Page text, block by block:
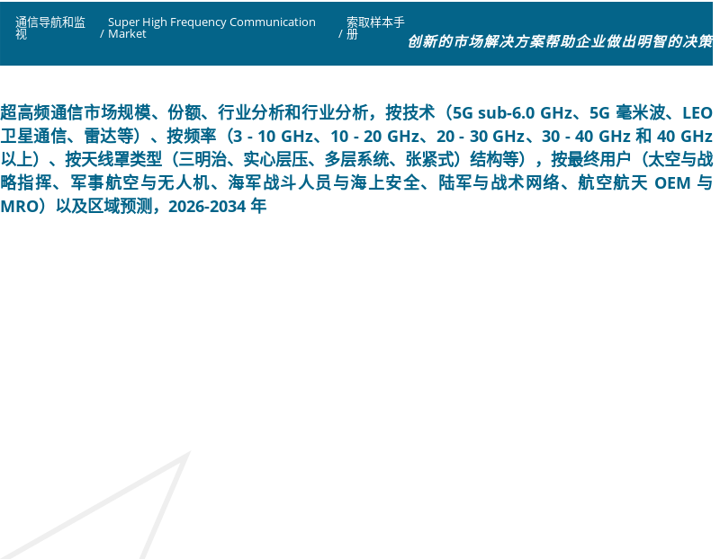
通信导航和监
视 /
Super High Frequency Communication
Market /
索取样本手
册 创新的市场解决方案帮助企业做出明智的决策
超高频通信市场规模、份额、行业分析和行业分析，按技术（5G sub-6.0 GHz、5G 毫米波、LEO
卫星通信、雷达等）、按频率（3 - 10 GHz、10 - 20 GHz、20 - 30 GHz、30 - 40 GHz 和 40 GHz
以上）、按天线罩类型（三明治、实心层压、多层系统、张紧式）结构等），按最终用户（太空与战
略指挥、军事航空与无人机、海军战斗人员与海上安全、陆军与战术网络、航空航天 OEM 与
MRO）以及区域预测，2026-2034 年